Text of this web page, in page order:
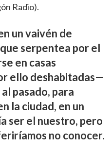
Radio).
un vaivén de
serpentea por el
en casas
ello deshabitadas—
pasado, para
la ciudad, en un
ser el nuestro, pero
no conocer.